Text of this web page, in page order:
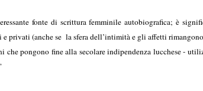
fonte di scrittura femminile autobiografica; è
privati (anche se la sfera dell’intimità e gli affetti
pongono fine alla secolare indipendenza lucchese -